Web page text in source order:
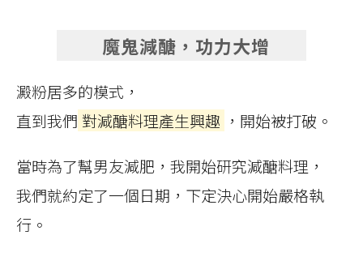
魔鬼減醣，功力大增
澱粉居多的模式，
直到我們 對減醣料理產生興趣 ，開始被打破。
當時為了幫男友減肥，我開始研究減醣料理，
我們就約定了一個日期，下定決心開始嚴格執
行。